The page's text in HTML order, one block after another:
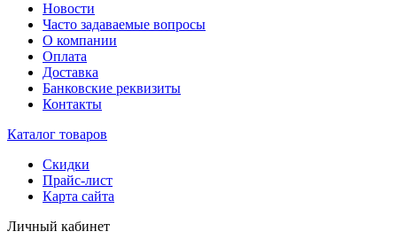
Новости
Часто задаваемые вопросы
О компании
Оплата
Доставка
Банковские реквизиты
Контакты
Каталог товаров
Скидки
Прайс-лист
Карта сайта
Личный кабинет